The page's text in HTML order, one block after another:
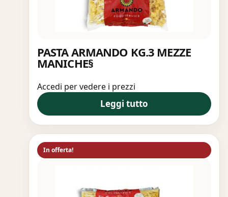
PASTA ARMANDO KG.3 MEZZE
MANICHE§
Accedi per vedere i prezzi
Leggi tutto
In offerta!